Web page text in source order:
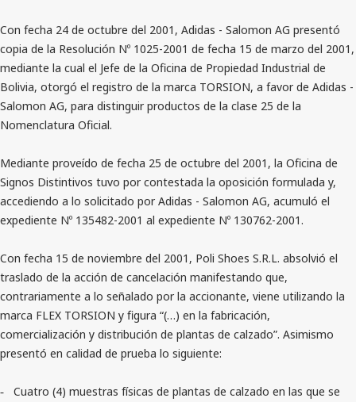
Con fecha 24 de octubre del 2001, Adidas - Salomon AG presentó
copia de la Resolución Nº 1025-2001 de fecha 15 de marzo del 2001,
mediante la cual el Jefe de la Oficina de Propiedad Industrial de
Bolivia, otorgó el registro de la marca TORSION, a favor de Adidas -
Salomon AG, para distinguir productos de la clase 25 de la
Nomenclatura Oficial.
Mediante proveído de fecha 25 de octubre del 2001, la Oficina de
Signos Distintivos tuvo por contestada la oposición formulada y,
accediendo a lo solicitado por Adidas - Salomon AG, acumuló el
expediente Nº 135482-2001 al expediente Nº 130762-2001.
Con fecha 15 de noviembre del 2001, Poli Shoes S.R.L. absolvió el
traslado de la acción de cancelación manifestando que,
contrariamente a lo señalado por la accionante, viene utilizando la
marca FLEX TORSION y figura “(…) en la fabricación,
comercialización y distribución de plantas de calzado”. Asimismo
presentó en calidad de prueba lo siguiente:
-
Cuatro (4) muestras físicas de plantas de calzado en las que se